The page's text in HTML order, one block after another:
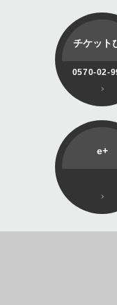
チケット
0570-02-
e+